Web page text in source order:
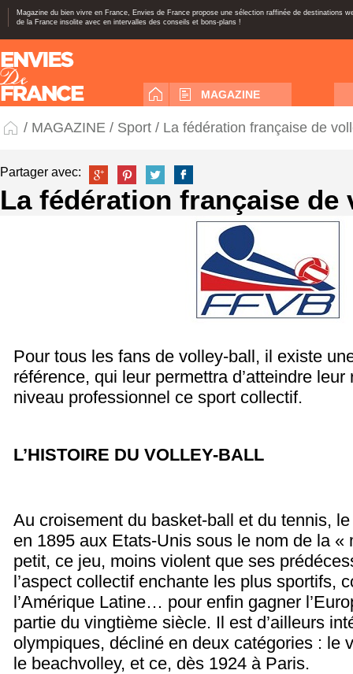
Magazine du bien vivre en France, Envies de France propose une sélection raffinée de destinations
de la France insolite avec en intervalles des conseils et bons-plans !
MAGAZINE
/ MAGAZINE / Sport / La fédération française de
Partager avec:
La fédération française de
Pour tous les fans de volley-ball, il existe
référence, qui leur permettra d’atteindre
niveau professionnel ce sport collectif.
L’HISTOIRE DU VOLLEY-BALL
Au croisement du basket-ball et du tennis,
en 1895 aux Etats-Unis sous le nom de la «
petit, ce jeu, moins violent que ses
l’aspect collectif enchante les plus sportifs,
l’Amérique Latine… pour enfin gagner
partie du vingtième siècle. Il est d’ailleurs
olympiques, décliné en deux catégories : le
le beachvolley, et ce, dès 1924 à Paris.